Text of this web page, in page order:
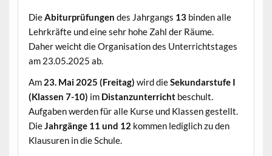
Die Abiturprüfungen des Jahrgangs 13binden alle
Lehrkräfte und eine sehr hohe Zahl der Räume.
Daher weicht die Organisation des Unterrichtstages
am 23.05.2025 ab.
Am 23. Mai 2025 (Freitag) wird dieSekundarstufe I
(Klassen 7-10) im Distanzunterricht beschult.
Aufgaben werden für alle Kurse und Klassen gestellt.
DieJahrgänge 11 und 12 kommen lediglich zu den
Klausuren in die Schule.